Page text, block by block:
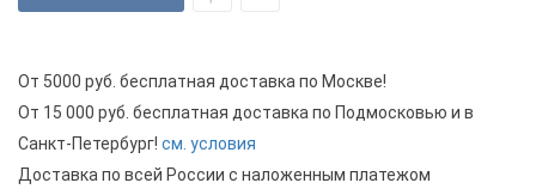
От 5000 руб. бесплатная доставка по Москве!
От 15 000 руб. бесплатная доставка по Подмосковью и в
Санкт-Петербург! см. условия
Доставка по всей России с наложенным платежом